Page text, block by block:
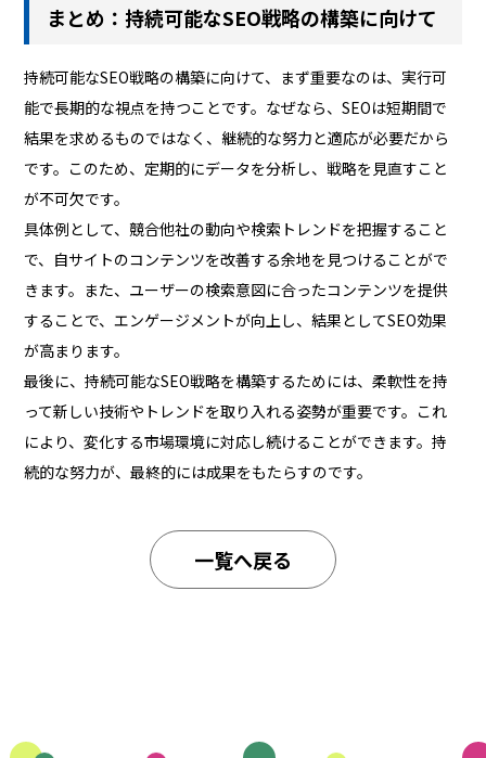
まとめ：持続可能なSEO戦略の構築に向けて
持続可能なSEO戦略の構築に向けて、まず重要なのは、実行可
能で長期的な視点を持つことです。なぜなら、SEOは短期間で
結果を求めるものではなく、継続的な努力と適応が必要だから
です。このため、定期的にデータを分析し、戦略を見直すこと
が不可欠です。
具体例として、競合他社の動向や検索トレンドを把握すること
で、自サイトのコンテンツを改善する余地を見つけることがで
きます。また、ユーザーの検索意図に合ったコンテンツを提供
することで、エンゲージメントが向上し、結果としてSEO効果
が高まります。
最後に、持続可能なSEO戦略を構築するためには、柔軟性を持
って新しい技術やトレンドを取り入れる姿勢が重要です。これ
により、変化する市場環境に対応し続けることができます。持
続的な努力が、最終的には成果をもたらすのです。
一覧へ戻る